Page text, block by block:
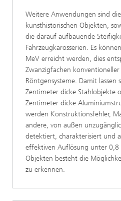
Weitere Anwendungen sind
kunsthistorischen Objekten,
die darauf aufbauende
Fahrzeugkarosserien. Es
MeV erreicht werden, dies
Zwanzigfachen
Röntgensysteme. Damit lassen
Zentimeter dicke Stahlobjekte
Zentimeter dicke
werden Konstruktionsfehler,
andere, von außen
detektiert, charakterisiert und
effektiven Auflösung unter
Objekten besteht die
zu erkennen.